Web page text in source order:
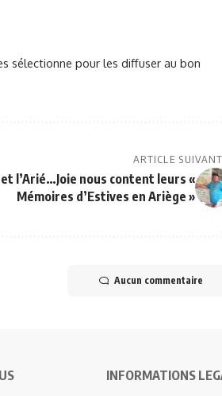
sélectionne pour les diffuser au bon
ARTICLE SUIVANT
l’Arié…Joie nous content leurs «
Mémoires d’Estives en Ariège »
Aucun commentaire
INFORMATIONS